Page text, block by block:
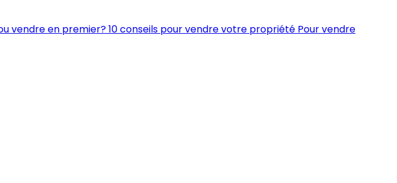
vendre en premier?10 conseils pour vendre votre propriété Pour vendre